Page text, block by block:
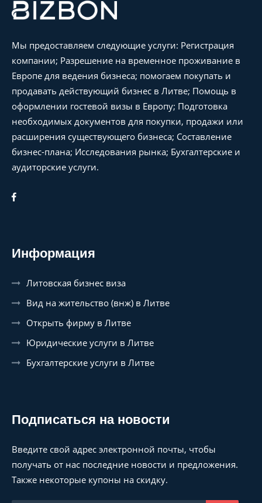
Мы предоставляем следующие услуги: Регистрация
компании; Разрешение на временное проживание в
Европе для ведения бизнеса; помогаем покупать и
продавать действующий бизнес в Литве; Помощь в
оформлении гостевой визы в Европу; Подготовка
необходимых документов для покупки, продажи или
расширения существующего бизнеса; Составление
бизнес-плана; Исследования рынка; Бухгалтерские и
аудиторские услуги.
Информация
Литовская бизнес виза
Вид на жительство (внж) в Литве
Открыть фирму в Литве
Юридические услуги в Литве
Бухгалтерские услуги в Литве
Подписаться на новости
Введите свой адрес электронной почты, чтобы
получать от нас последние новости и предложения.
Также некоторые купоны на скидку.